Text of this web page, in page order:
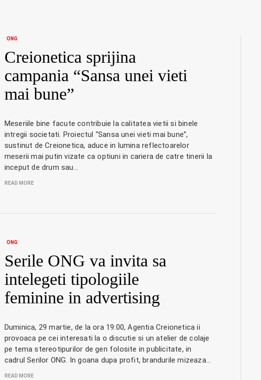
ONG
Creionetica sprijina
campania “Sansa unei vieti
mai bune”
Meseriile bine facute contribuie la calitatea vietii si binele
intregii societati. Proiectul “Sansa unei vieti mai bune”,
sustinut de Creionetica, aduce in lumina reflectoarelor
meserii mai putin vizate ca optiuni in cariera de catre tinerii la
inceput de drum sau…
READ MORE
ONG
Serile ONG va invita sa
intelegeti tipologiile
feminine in advertising
Duminica, 29 martie, de la ora 19:00, Agentia Creionetica ii
provoaca pe cei interesati la o discutie si un atelier de colaje
pe tema stereotipurilor de gen folosite in publicitate, in
cadrul Serilor ONG. In goana dupa profit, brandurile mizeaza…
READ MORE